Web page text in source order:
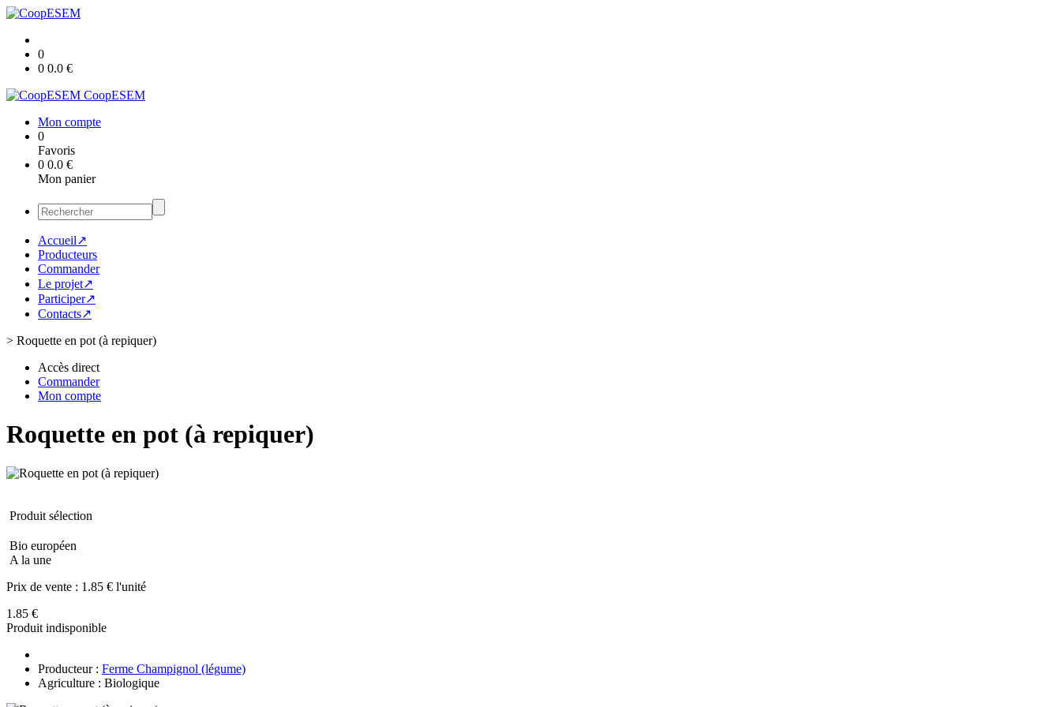
0
0 0.0 €
CoopESEM
Mon compte
0
Favoris
0 0.0 €
Mon panier
Accueil↗
Producteurs
Commander
Le projet↗
Participer↗
Contacts↗
> Roquette en pot (à repiquer)
Accès direct
Commander
Mon compte
Roquette en pot (à repiquer)
Produit sélection
Bio européen
A la une
Prix de vente : 1.85 € l'unité
1.85 €
Produit indisponible
Producteur : Ferme Champignol (légume)
Agriculture : Biologique